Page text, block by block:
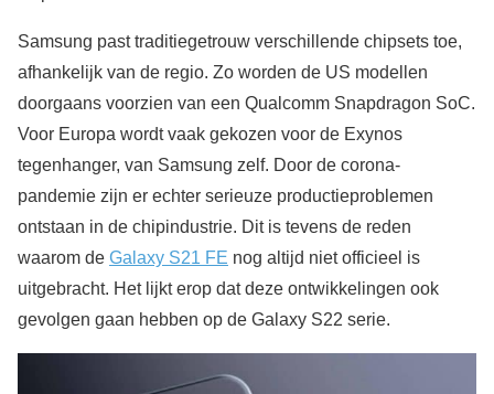
Samsung past traditiegetrouw verschillende chipsets toe,
afhankelijk van de regio. Zo worden de US modellen
doorgaans voorzien van een Qualcomm Snapdragon SoC.
Voor Europa wordt vaak gekozen voor de Exynos
tegenhanger, van Samsung zelf. Door de corona-
pandemie zijn er echter serieuze productieproblemen
ontstaan in de chipindustrie. Dit is tevens de reden
waarom de Galaxy S21 FE nog altijd niet officieel is
uitgebracht. Het lijkt erop dat deze ontwikkelingen ook
gevolgen gaan hebben op de Galaxy S22 serie.